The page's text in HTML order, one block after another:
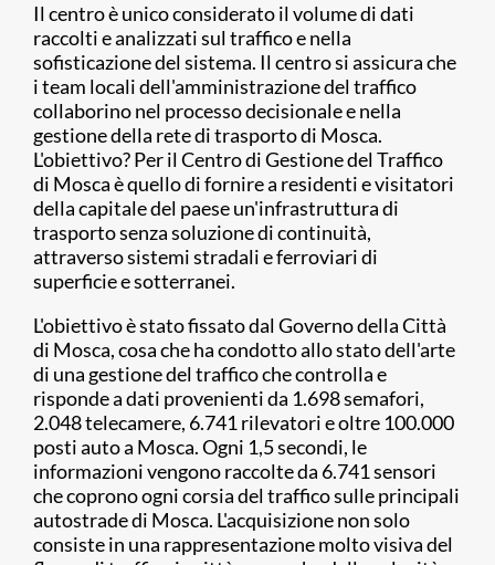
Il centro è unico considerato il volume di dati
raccolti e analizzati sul traffico e nella
sofisticazione del sistema. Il centro si assicura che
i team locali dell'amministrazione del traffico
collaborino nel processo decisionale e nella
gestione della rete di trasporto di Mosca.
L'obiettivo? Per il Centro di Gestione del Traffico
di Mosca è quello di fornire a residenti e visitatori
della capitale del paese un'infrastruttura di
trasporto senza soluzione di continuità,
attraverso sistemi stradali e ferroviari di
superficie e sotterranei.
L'obiettivo è stato fissato dal Governo della Città
di Mosca, cosa che ha condotto allo stato dell'arte
di una gestione del traffico che controlla e
risponde a dati provenienti da 1.698 semafori,
2.048 telecamere, 6.741 rilevatori e oltre 100.000
posti auto a Mosca. Ogni 1,5 secondi, le
informazioni vengono raccolte da 6.741 sensori
che coprono ogni corsia del traffico sulle principali
autostrade di Mosca. L'acquisizione non solo
consiste in una rappresentazione molto visiva del